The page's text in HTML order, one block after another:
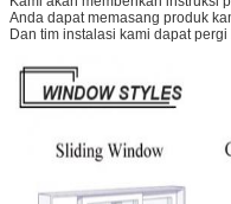
Anda dapat memasang produk
Dan tim instalasi kami dapat